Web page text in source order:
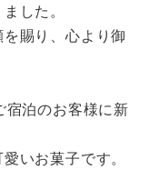
した。
賜り、心より御
宿泊のお客様に新
いお菓子です。